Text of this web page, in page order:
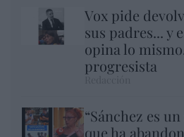
Vox pide
sus padres... y
opina lo
progresista
“Sánchez es
que ha